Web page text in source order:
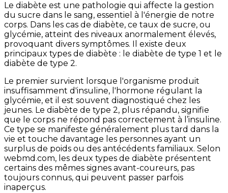
Le diabète est une pathologie qui affecte la gestion
du sucre dans le sang, essentiel à l'énergie de notre
corps. Dans les cas de diabète, ce taux de sucre, ou
glycémie, atteint des niveaux anormalement élevés,
provoquant divers symptômes. Il existe deux
principaux types de diabète : le diabète de type 1 et le
diabète de type 2.
Le premier survient lorsque l'organisme produit
insuffisamment d'insuline, l'hormone régulant la
glycémie, et il est souvent diagnostiqué chez les
jeunes. Le diabète de type 2, plus répandu, signifie
que le corps ne répond pas correctement à l’insuline.
Ce type se manifeste généralement plus tard dans la
vie et touche davantage les personnes ayant un
surplus de poids ou des antécédents familiaux. Selon
webmd.com, les deux types de diabète présentent
certains des mêmes signes avant-coureurs, pas
toujours connus, qui peuvent passer parfois
inaperçus.